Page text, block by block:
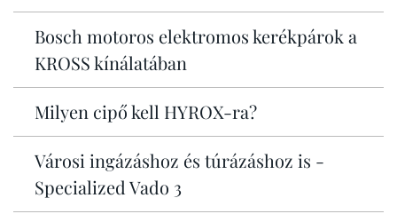
Bosch motoros elektromos kerékpárok a
KROSS kínálatában
Milyen cipő kell HYROX-ra?
Városi ingázáshoz és túrázáshoz is -
Specialized Vado 3